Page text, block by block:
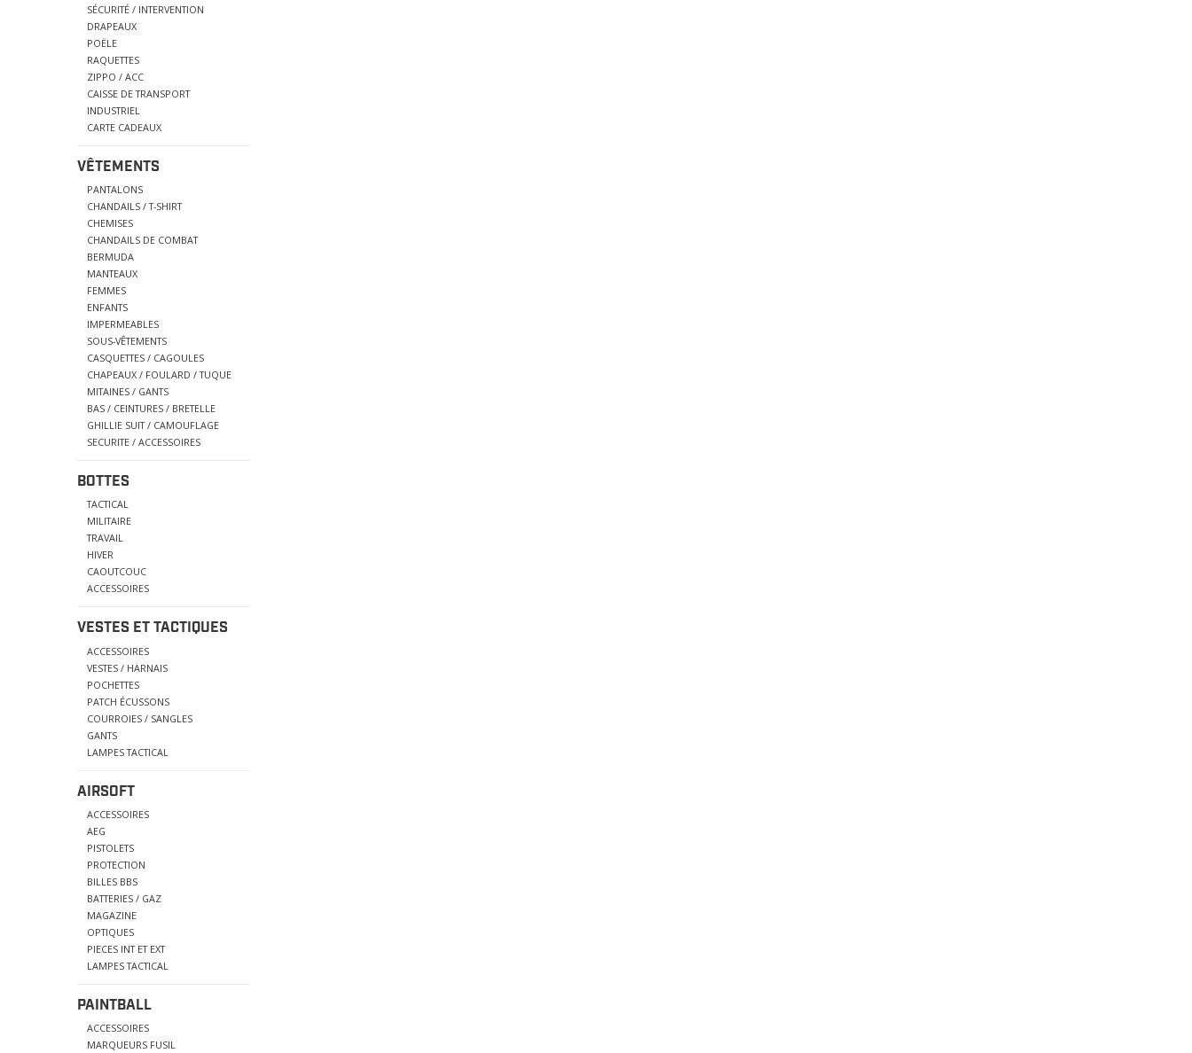
SÉCURITÉ / INTERVENTION
DRAPEAUX
POËLE
RAQUETTES
ZIPPO / ACC
CAISSE DE TRANSPORT
INDUSTRIEL
CARTE CADEAUX
VÊTEMENTS
PANTALONS
CHANDAILS / T-SHIRT
CHEMISES
CHANDAILS DE COMBAT
BERMUDA
MANTEAUX
FEMMES
ENFANTS
IMPERMEABLES
SOUS-VÊTEMENTS
CASQUETTES / CAGOULES
CHAPEAUX / FOULARD / TUQUE
MITAINES / GANTS
BAS / CEINTURES / BRETELLE
GHILLIE SUIT / CAMOUFLAGE
SECURITE / ACCESSOIRES
BOTTES
TACTICAL
MILITAIRE
TRAVAIL
HIVER
CAOUTCOUC
ACCESSOIRES
VESTES ET TACTIQUES
ACCESSOIRES
VESTES / HARNAIS
POCHETTES
PATCH ÉCUSSONS
COURROIES / SANGLES
GANTS
LAMPES TACTICAL
AIRSOFT
ACCESSOIRES
AEG
PISTOLETS
PROTECTION
BILLES BBS
BATTERIES / GAZ
MAGAZINE
OPTIQUES
PIECES INT ET EXT
LAMPES TACTICAL
PAINTBALL
ACCESSOIRES
MARQUEURS FUSIL